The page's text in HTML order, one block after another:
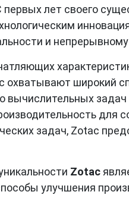
лет своего
и
охватывают широкий
вычислительных
для
задач, Zotac
Zotac
улучшения